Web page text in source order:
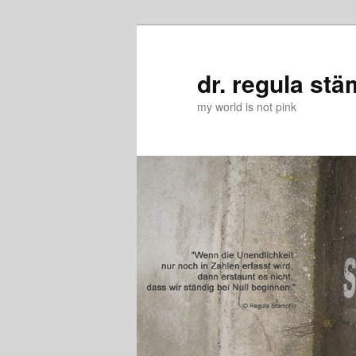
dr. regula
my world is not pink